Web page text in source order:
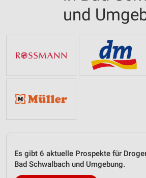
und
Es gibt 6 aktuelle Prospekte für
Bad Schwalbach und Umgebung.